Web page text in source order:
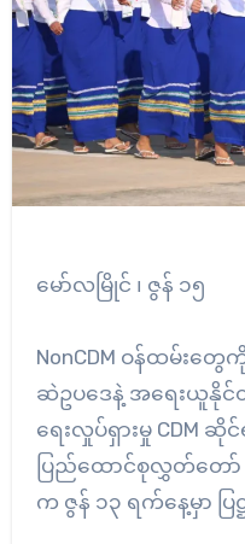
မော်လမြိုင် ၊ ဇွန် ၁၅
NonCDM ဝန်ထမ်း
ဆဲဥပ‌ဒေနဲ့ အရေးယူနို
ရေးလှုပ်ရှားမှု CDM ဆို
ပြည်ထောင်စုလွှတ်တော်
က ဇွန် ၁၃ ရက်နေ့မှာ ပြ